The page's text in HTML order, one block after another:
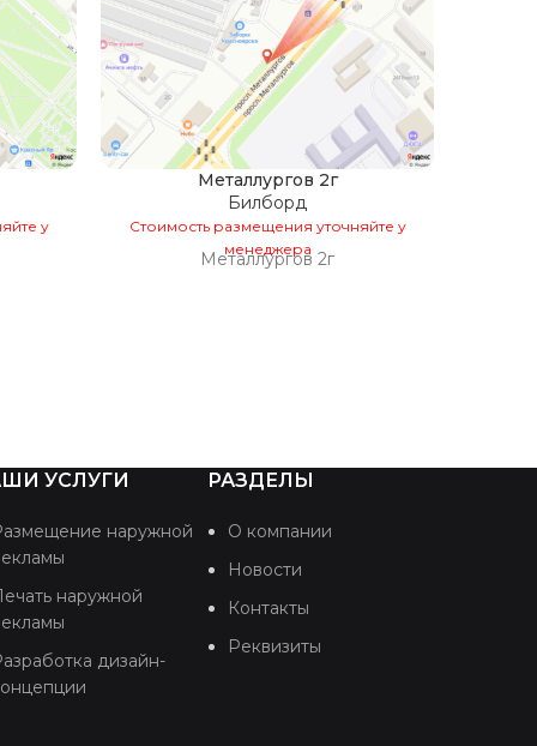
у
Металлургов 2г
Билборд
Стоимость размещения уточняйте у
менеджера
Металлургов 2г
УСЛУГИ
наружной
наружной
дизайн-
РАЗДЕЛЫ
О компании
Новости
Контакты
Реквизиты